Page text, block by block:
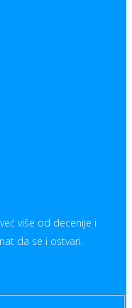
više od decenije i
da se i ostvari.